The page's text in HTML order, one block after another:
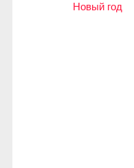
Новый год